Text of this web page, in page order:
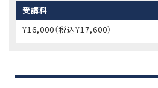
受講料
¥16,000（税込¥17,600）